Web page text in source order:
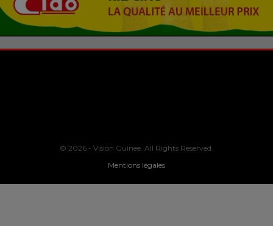
© 2026 - Vision Guinee. All Rights Reserved.
Mentions légales